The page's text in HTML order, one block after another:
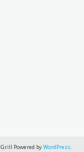
Powered byWordPress.